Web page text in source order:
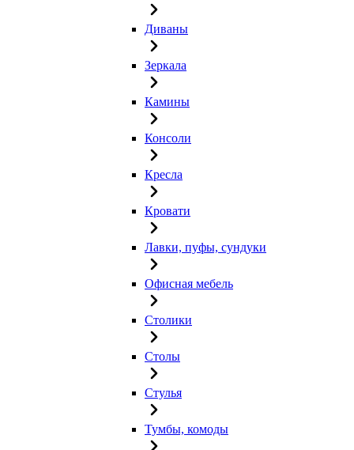
Диваны
Зеркала
Камины
Консоли
Кресла
Кровати
Лавки, пуфы, сундуки
Офисная мебель
Столики
Столы
Стулья
Тумбы, комоды